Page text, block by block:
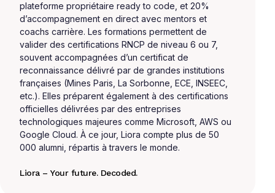
plateforme propriétaire ready to code, et 20%
d’accompagnement en direct avec mentors et
coachs carrière. Les formations permettent de
valider des certifications RNCP de niveau 6 ou 7,
souvent accompagnées d’un certificat de
reconnaissance délivré par de grandes institutions
françaises (Mines Paris, La Sorbonne, ECE, INSEEC,
etc.). Elles préparent également à des certifications
officielles délivrées par des entreprises
technologiques majeures comme Microsoft, AWS ou
Google Cloud. À ce jour, Liora compte plus de 50
000 alumni, répartis à travers le monde.
Liora – Your future. Decoded.